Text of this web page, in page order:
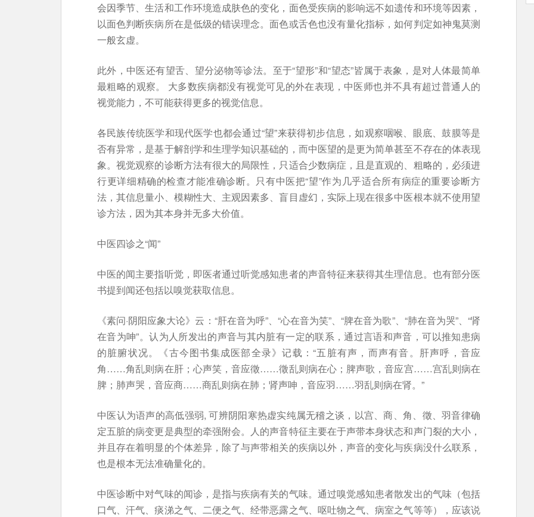
会因季节、生活和工作环境造成肤色的变化，面色受疾病的影响远不如遗传和环境等因素，
以面色判断疾病所在是低级的错误理念。面色或舌色也没有量化指标，如何判定如神鬼莫测
一般玄虚。
此外，中医还有望舌、望分泌物等诊法。至于“望形”和“望态”皆属于表象，是对人体最简单
最粗略的观察。 大多数疾病都没有视觉可见的外在表现，中医师也并不具有超过普通人的
视觉能力，不可能获得更多的视觉信息。
各民族传统医学和现代医学也都会通过“望”来获得初步信息，如观察咽喉、眼底、鼓膜等是
否有异常，是基于解剖学和生理学知识基础的，而中医望的是更为简单甚至不存在的体表现
象。视觉观察的诊断方法有很大的局限性，只适合少数病症，且是直观的、粗略的，必须进
行更详细精确的检查才能准确诊断。只有中医把“望”作为几乎适合所有病症的重要诊断方
法，其信息量小、模糊性大、主观因素多、盲目虚幻，实际上现在很多中医根本就不使用望
诊方法，因为其本身并无多大价值。
中医四诊之“闻”
中医的闻主要指听觉，即医者通过听觉感知患者的声音特征来获得其生理信息。也有部分医
书提到闻还包括以嗅觉获取信息。
《素问·阴阳应象大论》云：“肝在音为呼”、“心在音为笑”、“脾在音为歌”、“肺在音为哭”、“肾
在音为呻”。认为人所发出的声音与其内脏有一定的联系，通过言语和声音，可以推知患病
的脏腑状况。《古今图书集成医部全录》记载：“五脏有声，而声有音。肝声呼，音应
角……角乱则病在肝；心声笑，音应徵……徵乱则病在心；脾声歌，音应宫……宫乱则病在
脾；肺声哭，音应商……商乱则病在肺；肾声呻，音应羽……羽乱则病在肾。”
中医认为语声的高低强弱, 可辨阴阳寒热虚实纯属无稽之谈，以宫、商、角、徵、羽音律确
定五脏的病变更是典型的牵强附会。人的声音特征主要在于声带本身状态和声门裂的大小，
并且存在着明显的个体差异，除了与声带相关的疾病以外，声音的变化与疾病没什么联系，
也是根本无法准确量化的。
中医诊断中对气味的闻诊，是指与疾病有关的气味。通过嗅觉感知患者散发出的气味（包括
口气、汗气、痰涕之气、二便之气、经带恶露之气、呕吐物之气、病室之气等等），应该说